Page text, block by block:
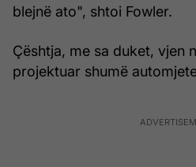
blejnë ato", shtoi Fowler.
Çështja, me sa duket, vjen
projektuar shumë